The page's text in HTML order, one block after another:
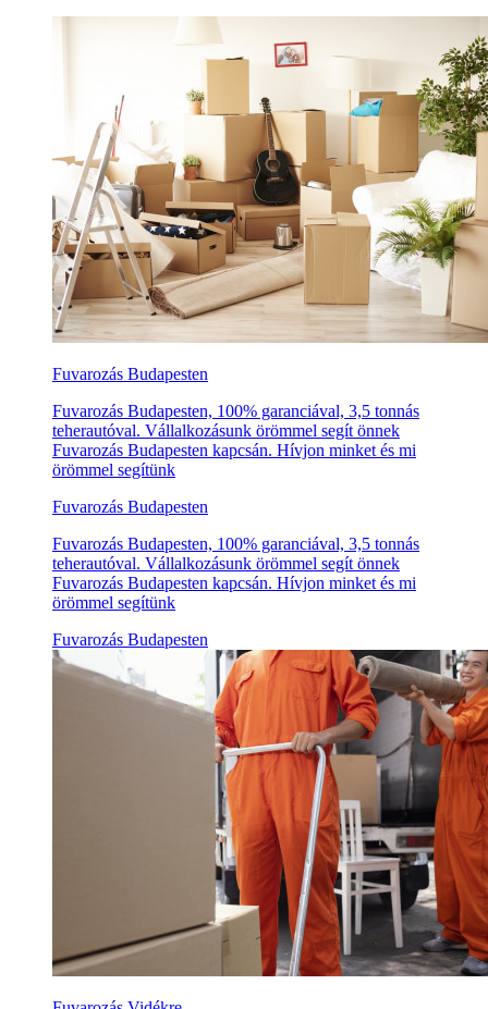
Fuvarozás Budapesten
Fuvarozás Budapesten, 100% garanciával, 3,5 tonnás
teherautóval. Vállalkozásunk örömmel segít önnek
Fuvarozás Budapesten kapcsán. Hívjon minket és mi
örömmel segítünk
Fuvarozás Budapesten
Fuvarozás Budapesten, 100% garanciával, 3,5 tonnás
teherautóval. Vállalkozásunk örömmel segít önnek
Fuvarozás Budapesten kapcsán. Hívjon minket és mi
örömmel segítünk
Fuvarozás Budapesten